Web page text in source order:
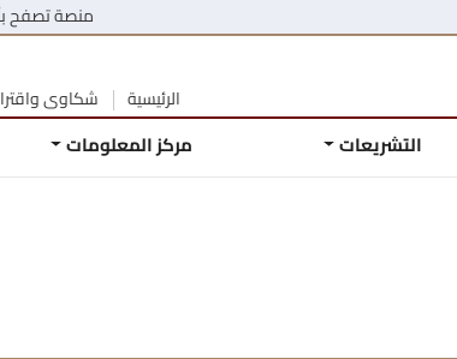
منصة تصفح
الرئيسية شكاوى
التشريعات مركز المعلومات